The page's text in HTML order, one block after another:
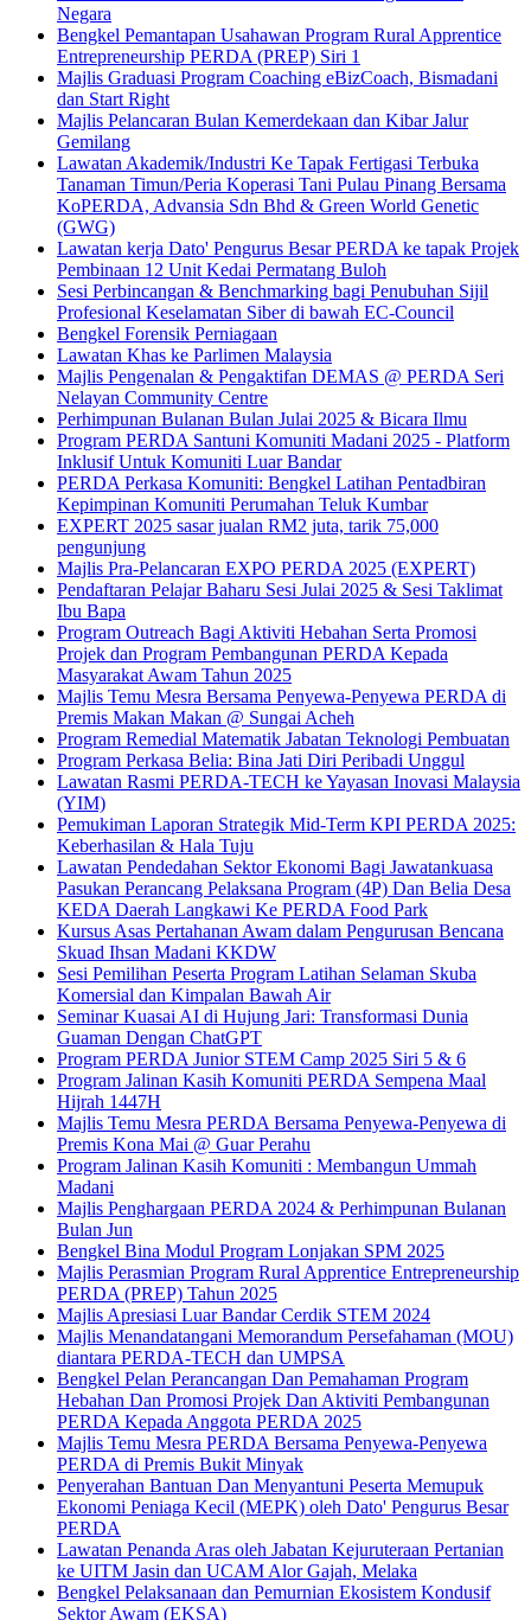
Negara
Bengkel Pemantapan Usahawan Program Rural Apprentice
Entrepreneurship PERDA (PREP) Siri 1
Majlis Graduasi Program Coaching eBizCoach, Bismadani
dan Start Right
Majlis Pelancaran Bulan Kemerdekaan dan Kibar Jalur
Gemilang
Lawatan Akademik/Industri Ke Tapak Fertigasi Terbuka
Tanaman Timun/Peria Koperasi Tani Pulau Pinang Bersama
KoPERDA, Advansia Sdn Bhd & Green World Genetic
(GWG)
Lawatan kerja Dato' Pengurus Besar PERDA ke tapak Projek
Pembinaan 12 Unit Kedai Permatang Buloh
Sesi Perbincangan & Benchmarking bagi Penubuhan Sijil
Profesional Keselamatan Siber di bawah EC-Council
Bengkel Forensik Perniagaan
Lawatan Khas ke Parlimen Malaysia
Majlis Pengenalan & Pengaktifan DEMAS @ PERDA Seri
Nelayan Community Centre
Perhimpunan Bulanan Bulan Julai 2025 & Bicara Ilmu
Program PERDA Santuni Komuniti Madani 2025 - Platform
Inklusif Untuk Komuniti Luar Bandar
PERDA Perkasa Komuniti: Bengkel Latihan Pentadbiran
Kepimpinan Komuniti Perumahan Teluk Kumbar
EXPERT 2025 sasar jualan RM2 juta, tarik 75,000
pengunjung
Majlis Pra-Pelancaran EXPO PERDA 2025 (EXPERT)
Pendaftaran Pelajar Baharu Sesi Julai 2025 & Sesi Taklimat
Ibu Bapa
Program Outreach Bagi Aktiviti Hebahan Serta Promosi
Projek dan Program Pembangunan PERDA Kepada
Masyarakat Awam Tahun 2025
Majlis Temu Mesra Bersama Penyewa-Penyewa PERDA di
Premis Makan Makan @ Sungai Acheh
Program Remedial Matematik Jabatan Teknologi Pembuatan
Program Perkasa Belia: Bina Jati Diri Peribadi Unggul
Lawatan Rasmi PERDA-TECH ke Yayasan Inovasi Malaysia
(YIM)
Pemukiman Laporan Strategik Mid-Term KPI PERDA 2025:
Keberhasilan & Hala Tuju
Lawatan Pendedahan Sektor Ekonomi Bagi Jawatankuasa
Pasukan Perancang Pelaksana Program (4P) Dan Belia Desa
KEDA Daerah Langkawi Ke PERDA Food Park
Kursus Asas Pertahanan Awam dalam Pengurusan Bencana
Skuad Ihsan Madani KKDW
Sesi Pemilihan Peserta Program Latihan Selaman Skuba
Komersial dan Kimpalan Bawah Air
Seminar Kuasai AI di Hujung Jari: Transformasi Dunia
Guaman Dengan ChatGPT
Program PERDA Junior STEM Camp 2025 Siri 5 & 6
Program Jalinan Kasih Komuniti PERDA Sempena Maal
Hijrah 1447H
Majlis Temu Mesra PERDA Bersama Penyewa-Penyewa di
Premis Kona Mai @ Guar Perahu
Program Jalinan Kasih Komuniti : Membangun Ummah
Madani
Majlis Penghargaan PERDA 2024 & Perhimpunan Bulanan
Bulan Jun
Bengkel Bina Modul Program Lonjakan SPM 2025
Majlis Perasmian Program Rural Apprentice Entrepreneurship
PERDA (PREP) Tahun 2025
Majlis Apresiasi Luar Bandar Cerdik STEM 2024
Majlis Menandatangani Memorandum Persefahaman (MOU)
diantara PERDA-TECH dan UMPSA
Bengkel Pelan Perancangan Dan Pemahaman Program
Hebahan Dan Promosi Projek Dan Aktiviti Pembangunan
PERDA Kepada Anggota PERDA 2025
Majlis Temu Mesra PERDA Bersama Penyewa-Penyewa
PERDA di Premis Bukit Minyak
Penyerahan Bantuan Dan Menyantuni Peserta Memupuk
Ekonomi Peniaga Kecil (MEPK) oleh Dato' Pengurus Besar
PERDA
Lawatan Penanda Aras oleh Jabatan Kejuruteraan Pertanian
ke UITM Jasin dan UCAM Alor Gajah, Melaka
Bengkel Pelaksanaan dan Pemurnian Ekosistem Kondusif
Sektor Awam (EKSA)